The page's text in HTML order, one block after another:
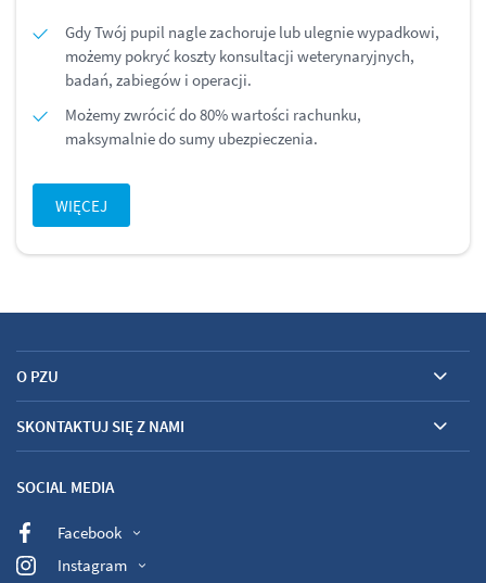
Gdy Twój pupil nagle zachoruje lub ulegnie wypadkowi,
możemy pokryć koszty konsultacji weterynaryjnych,
badań, zabiegów i operacji.
Możemy zwrócić do 80% wartości rachunku,
maksymalnie do sumy ubezpieczenia.
WIĘCEJ
O PZU
SKONTAKTUJ SIĘ Z NAMI
SOCIAL MEDIA
Facebook
Instagram